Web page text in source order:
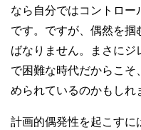
なら自分ではコントロ
です。ですが、偶然を
ばなりません。まさに
で困難な時代だからこ
められているのかもしれ
計画的偶発性を起こす